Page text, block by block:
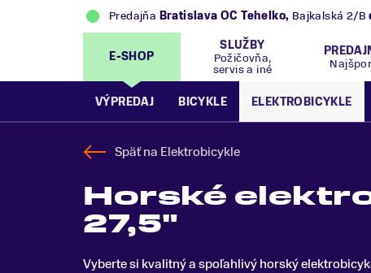
Predajňa Bratislava OC Tehelko, Bajkalská 2/B
E-SHOP
SLUŽBY
Požičovňa,
servis a iné
VÝPREDAJ BICYKLE ELEKTROBICYKLE
Späť na Elektrobicykle
Horské
27,5"
Vyberte si kvalitný a spoľahlivý horský